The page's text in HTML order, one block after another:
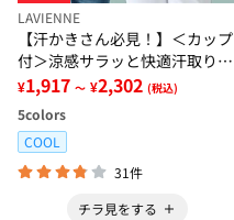
LAVIENNE
【汗かきさん必見！】＜カップ
付＞涼感サラッと快適汗取りタ
ンクトップインナー＜さらりラ
ボ＞
¥1,917 ～ ¥2,302 (税込)
5colors
COOL
31件
チラ見をする